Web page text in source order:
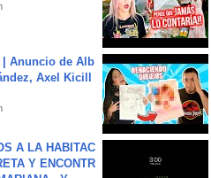
| Anuncio de Alb
Axel Kicill
A LA HABITAC
Y ENCONTR